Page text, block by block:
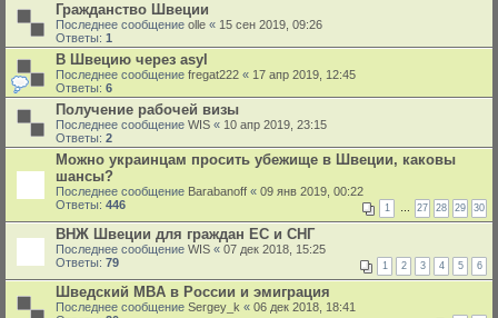
Гражданство Швеции
Последнее сообщение olle « 15 сен 2019, 09:26
Ответы: 1
В Швецию через asyl
Последнее сообщение fregat222 « 17 апр 2019, 12:45
Ответы: 6
Получение рабочей визы
Последнее сообщение WIS « 10 апр 2019, 23:15
Ответы: 2
Можно украинцам просить убежище в Швеции, каковы
шансы?
Последнее сообщение Barabanoff « 09 янв 2019, 00:22
Ответы: 446 1 … 27 28 29 30
ВНЖ Швеции для граждан ЕС и СНГ
Последнее сообщение WIS « 07 дек 2018, 15:25
Ответы: 79 1 2 3 4 5 6
Шведский МBA в России и эмиграция
Последнее сообщение Sergey_k « 06 дек 2018, 18:41